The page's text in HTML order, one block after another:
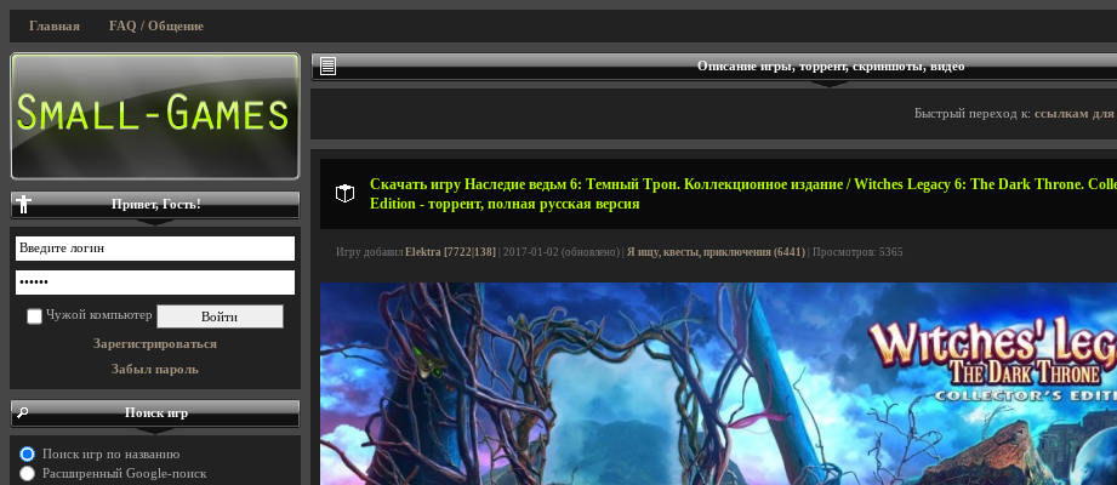
Главная FAQ / Общение
Описание игры, торрент, скриншоты, видео
Быстрый переход к: ссылкам для
Скачать игру Наследие ведьм 6: Темный Трон. Коллекционное издание / Witches Legacy 6: The Dark Throne.
Edition - торрент, полная русская версия
Игру добавил Elektra [7722|138] | 2017-01-02 (обновлено) | Я ищу, квесты, приключения (6441) | Просмотров: 5365
Привет, Гость!
Чужой компьютер
Зарегистрироваться
Забыл пароль
Поиск игр
Поиск игр по названию
Расширенный Google-поиск